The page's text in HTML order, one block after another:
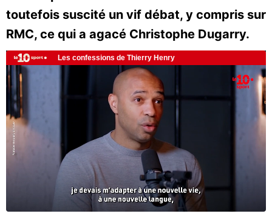
toutefois suscité un vif débat, y compris sur
RMC, ce qui a agacé Christophe Dugarry.